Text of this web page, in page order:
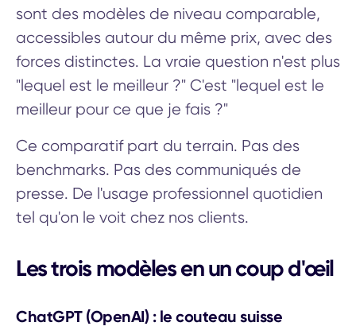
sont des modèles de niveau comparable,
accessibles autour du même prix, avec des
forces distinctes. La vraie question n'est plus
"lequel est le meilleur ?" C'est "lequel est le
meilleur pour ce que je fais ?"
Ce comparatif part du terrain. Pas des
benchmarks. Pas des communiqués de
presse. De l'usage professionnel quotidien
tel qu'on le voit chez nos clients.
Les trois modèles en un coup d'œil
ChatGPT (OpenAI) : le couteau suisse